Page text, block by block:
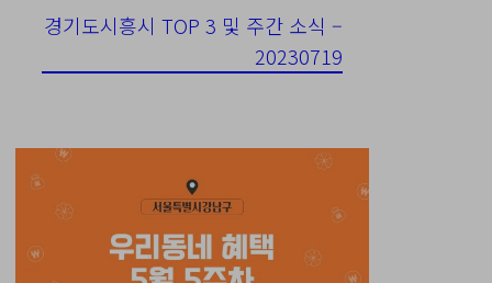
경기도시흥시 TOP 3 및 주간 소식 –
20230719